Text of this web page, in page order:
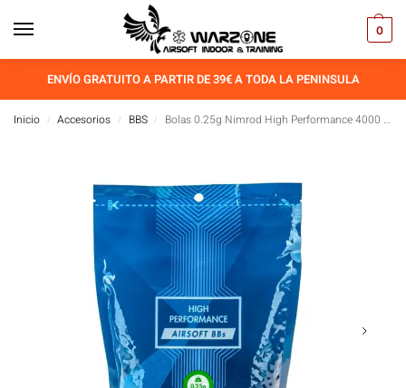
0
ENVÍO GRATUITO A PARTIR DE 39€ A TODA LA PENINSULA
Inicio / Accesorios / BBS / Bolas 0.25g Nimrod High Performance 4000 BBS